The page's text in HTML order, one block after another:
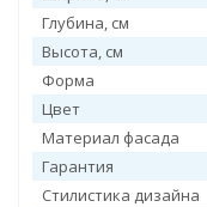
Глубина, см
Высота, см
Форма
Цвет
Материал фасада
Гарантия
Стилистика дизайна